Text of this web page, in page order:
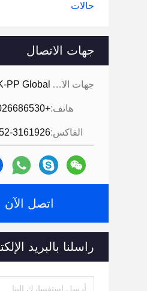
حالات
جهات الاتصال
جهات الاتصال: PP Global
هاتف:
الفاكس:3161926
اتصل الآن
راسلنا بالبريد